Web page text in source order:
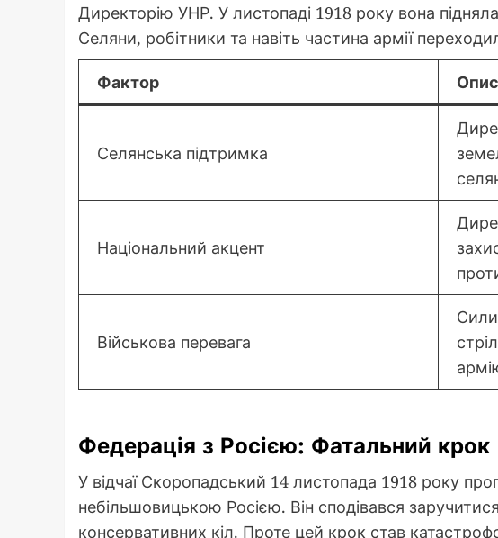
Директорію УНР. У листопаді 1918 року вона
Селяни, робітники та навіть частина армії
Фактор Опис
Селянська підтримка
Національний акцент
Військова перевага
Сили
Федерація з Росією: Фатальний крок
У відчаї Скоропадський 14 листопада 1918 року
небільшовицькою Росією. Він сподівався
консервативних кіл. Проте цей крок став